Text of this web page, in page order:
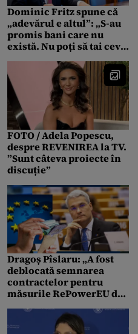
Dominic Fritz spune că
„adevărul e altul”: „S-au
promis bani care nu
există. Nu poți să tai ceva
FOTO / Adela Popescu,
despre REVENIREA la TV.
”Sunt câteva proiecte în
discuție”
Dragoș Pîslaru: „A fost
deblocată semnarea
contractelor pentru
măsurile RePowerEU din
PNRR”